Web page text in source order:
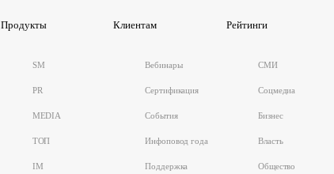
Продукты
SM
PR
MEDIA
ТОП
IM
Клиентам
Вебинары
Сертификация
События
Инфоповод года
Поддержка
Рейтинги
СМИ
Соцмедиа
Бизнес
Власть
Общество